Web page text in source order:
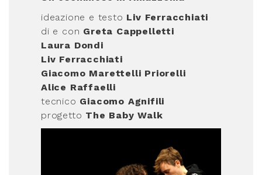
ideazione e testo Liv Ferracchiati
di e con Greta Cappelletti
Laura Dondi
Liv Ferracchiati
Giacomo Marettelli Priorelli
Alice Raffaelli
tecnico Giacomo Agnifili
progetto The Baby Walk